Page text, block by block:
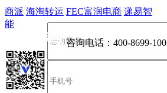
商派 海淘转运 FEC富润电商 递易智
能
咨询电话： 400-8699-100